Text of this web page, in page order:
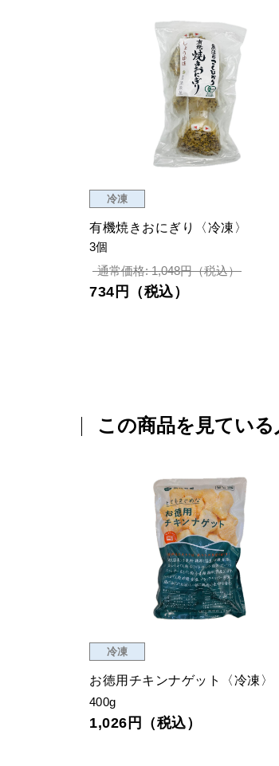
冷凍
有機焼きおにぎり〈冷凍〉
3個
通常価格: 1,048円（税込）
734円（税込）
この商品を見てい
冷凍
お徳用チキンナゲット〈冷凍〉
400g
1,026円（税込）